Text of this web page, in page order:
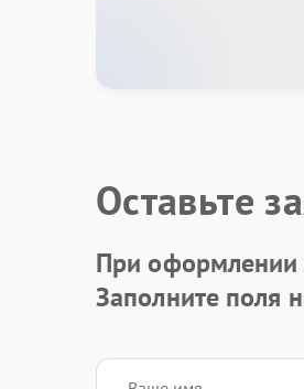
Оставьте
При оформлении
Заполните поля